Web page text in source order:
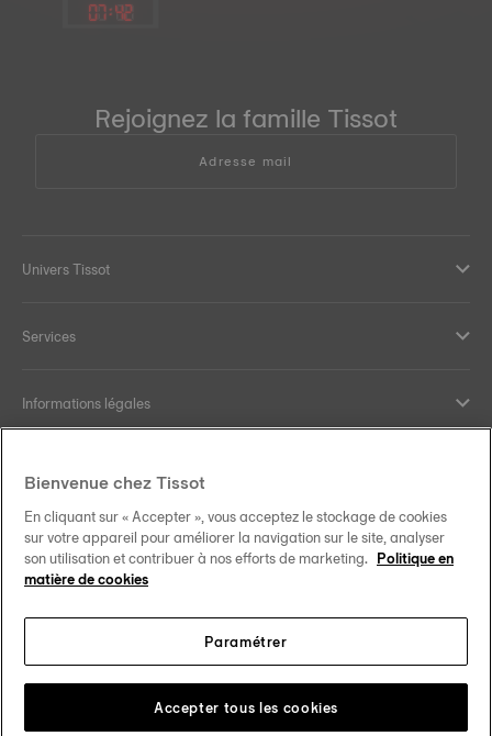
07:42
Rejoignez la famille Tissot
Adresse mail
Univers Tissot
Services
Informations légales
Nos engagements
Suivez-nous sur les réseaux sociaux
Changer de pays Tissot Copyrights 2026
Bienvenue chez Tissot
En cliquant sur « Accepter », vous acceptez le stockage de cookies
sur votre appareil pour améliorer la navigation sur le site, analyser
son utilisation et contribuer à nos efforts de marketing. Politique en
matière de cookies
Paramétrer
Accepter tous les cookies